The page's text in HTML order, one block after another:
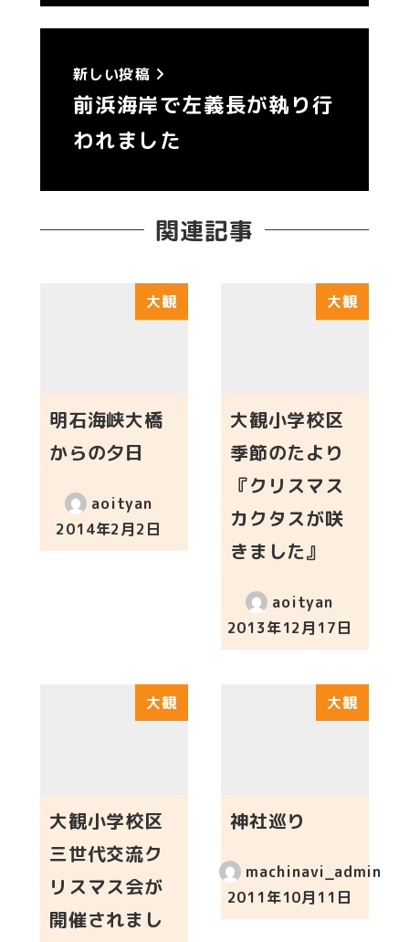
新しい投稿
前浜海岸で左義長が執り行
われました
関連記事
大観
明石海峡大橋
からの夕日
aoityan
投稿日
2014年2月2日
大観
大観小学校区
季節のたより
『クリスマス
カクタスが咲
きました』
aoityan
投稿日
2013年12月17日
大観
大観小学校区
三世代交流ク
リスマス会が
開催されまし
大観
神社巡り
machinavi_admin
投稿日
2011年10月11日